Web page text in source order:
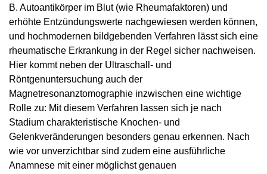
B. Autoantikörper im Blut (wie Rheumafaktoren) und
erhöhte Entzündungswerte nachgewiesen werden können,
und hochmodernen bildgebenden Verfahren lässt sich eine
rheumatische Erkrankung in der Regel sicher nachweisen.
Hier kommt neben der Ultraschall- und
Röntgenuntersuchung auch der
Magnetresonanztomographie inzwischen eine wichtige
Rolle zu: Mit diesem Verfahren lassen sich je nach
Stadium charakteristische Knochen- und
Gelenkveränderungen besonders genau erkennen. Nach
wie vor unverzichtbar sind zudem eine ausführliche
Anamnese mit einer möglichst genauen